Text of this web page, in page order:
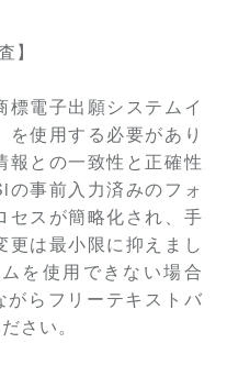
】
電子出願システムイ
使用する必要があり
報との一致性と正確性
事前入力済みのフォ
セスが簡略化され、手
は最小限に抑えまし
を使用できない場合
らフリーテキストバ
さい。